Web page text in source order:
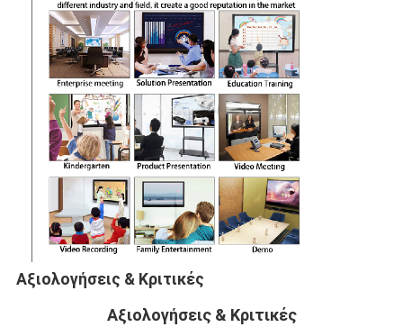
Αξιολογήσεις & Κριτικές
Αξιολογήσεις & Κριτικές